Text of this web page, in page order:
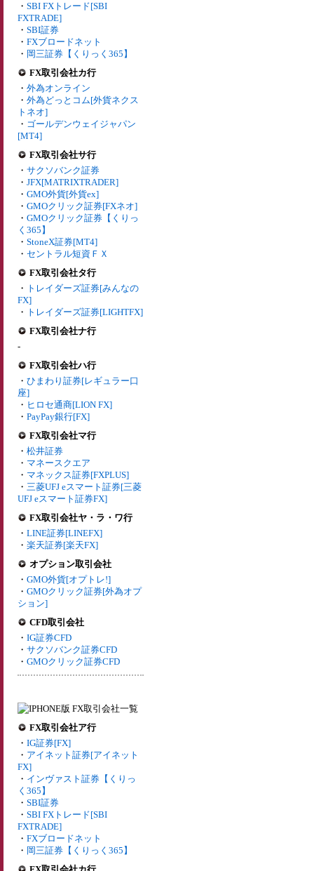
・ SBI FXトレード[SBI
FXTRADE]
・ SBI証券
・ FXブロードネット
・ 岡三証券【くりっく365】
FX取引会社カ行
・ 外為オンライン
・ 外為どっとコム[外貨ネクス
トネオ]
・ ゴールデンウェイジャパン
[MT4]
FX取引会社サ行
・ サクソバンク証券
・ JFX[MATRIXTRADER]
・ GMO外貨[外貨ex]
・ GMOクリック証券[FXネオ]
・ GMOクリック証券【くりっ
く365】
・ StoneX証券[MT4]
・ セントラル短資ＦＸ
FX取引会社タ行
・ トレイダーズ証券[みんなの
FX]
・ トレイダーズ証券[LIGHTFX]
FX取引会社ナ行
-
FX取引会社ハ行
・ ひまわり証券[レギュラー口
座]
・ ヒロセ通商[LION FX]
・ PayPay銀行[FX]
FX取引会社マ行
・ 松井証券
・ マネースクエア
・ マネックス証券[FXPLUS]
・ 三菱UFJ eスマート証券[三菱
UFJ eスマート証券FX]
FX取引会社ヤ・ラ・ワ行
・ LINE証券[LINEFX]
・ 楽天証券[楽天FX]
オプション取引会社
・ GMO外貨[オプトレ!]
・ GMOクリック証券[外為オプ
ション]
CFD取引会社
・ IG証券CFD
・ サクソバンク証券CFD
・ GMOクリック証券CFD
FX取引会社ア行
・ IG証券[FX]
・ アイネット証券[アイネット
FX]
・ インヴァスト証券【くりっ
く365】
・ SBI証券
・ SBI FXトレード[SBI
FXTRADE]
・ FXブロードネット
・ 岡三証券【くりっく365】